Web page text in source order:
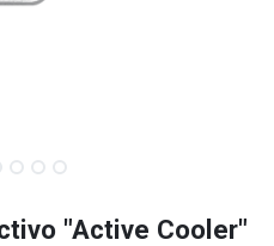
"Active Cooler"